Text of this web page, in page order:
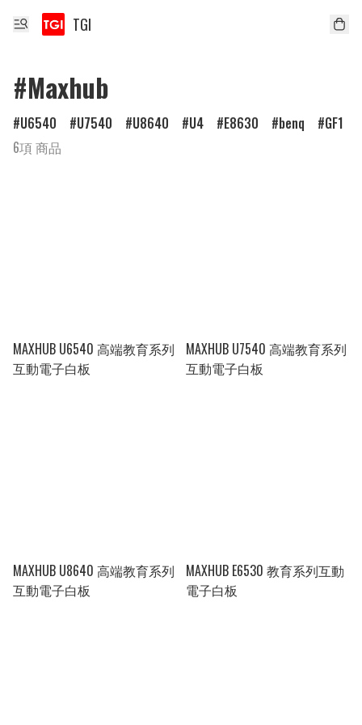
TGI
#Maxhub
U6540 U7540 U8640 U4 E8630 benq
GF1
6項 商品
MAXHUB U6540 高端教育系列
互動電子白板
MAXHUB U7540 高端教育系列
互動電子白板
MAXHUB U8640 高端教育系列
互動電子白板
MAXHUB E6530 教育系列互動
電子白板